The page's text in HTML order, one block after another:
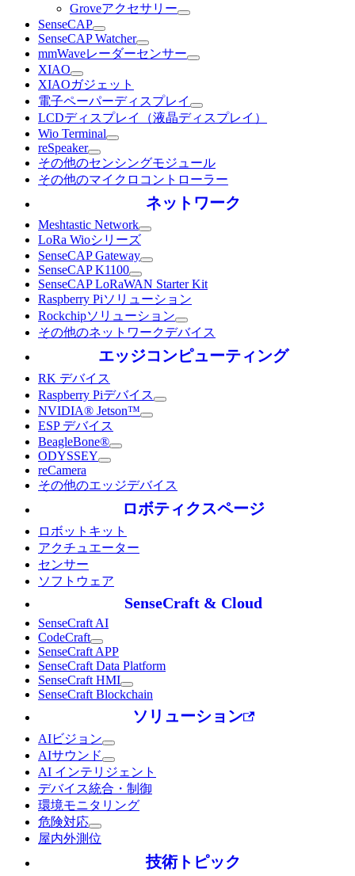
Groveアクセサリー
SenseCAP
SenseCAP Watcher
mmWaveレーダーセンサー
XIAO
XIAOガジェット
電子ペーパーディスプレイ
LCDディスプレイ（液晶ディスプレイ）
Wio Terminal
reSpeaker
その他のセンシングモジュール
その他のマイクロコントローラー
ネットワーク
Meshtastic Network
LoRa Wioシリーズ
SenseCAP Gateway
SenseCAP K1100
SenseCAP LoRaWAN Starter Kit
Raspberry Piソリューション
Rockchipソリューション
その他のネットワークデバイス
エッジコンピューティング
RK デバイス
Raspberry Piデバイス
NVIDIA® Jetson™
ESP デバイス
BeagleBone®
ODYSSEY
reCamera
その他のエッジデバイス
ロボティクスページ
ロボットキット
アクチュエーター
センサー
ソフトウェア
SenseCraft & Cloud
SenseCraft AI
CodeCraft
SenseCraft APP
SenseCraft Data Platform
SenseCraft HMI
SenseCraft Blockchain
ソリューション
AIビジョン
AIサウンド
AI インテリジェント
デバイス統合・制御
環境モニタリング
危険対応
屋内外測位
技術トピック